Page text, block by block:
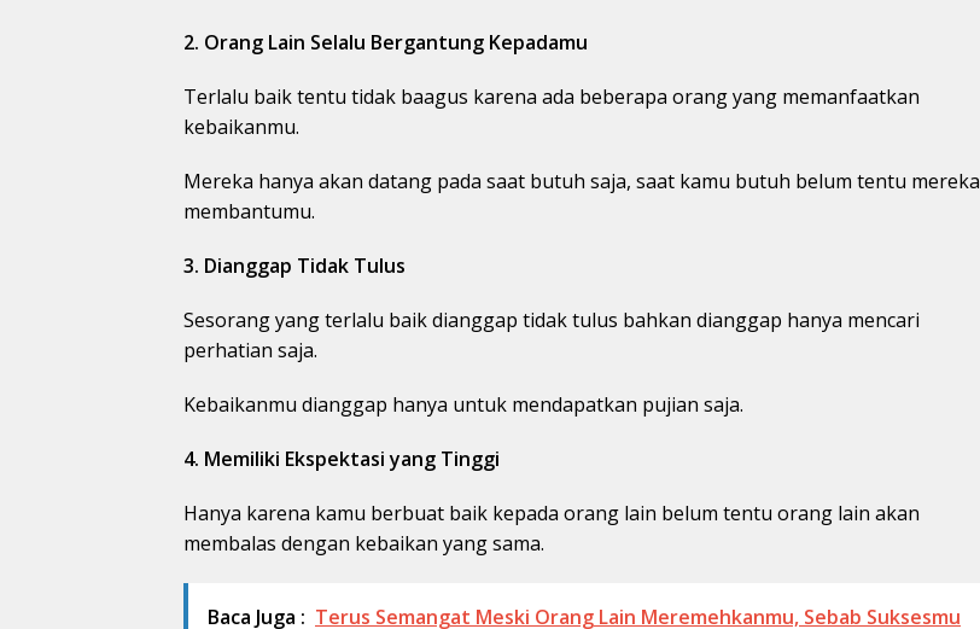
2. Orang Lain Selalu Bergantung Kepadamu
Terlalu baik tentu tidak baagus karena ada beberapa orang yang memanfaatkan
kebaikanmu.
Mereka hanya akan datang pada saat butuh saja, saat kamu butuh belum tentu mereka
membantumu.
3. Dianggap Tidak Tulus
Sesorang yang terlalu baik dianggap tidak tulus bahkan dianggap hanya mencari
perhatian saja.
Kebaikanmu dianggap hanya untuk mendapatkan pujian saja.
4. Memiliki Ekspektasi yang Tinggi
Hanya karena kamu berbuat baik kepada orang lain belum tentu orang lain akan
membalas dengan kebaikan yang sama.
Baca Juga : Terus Semangat Meski Orang Lain Meremehkanmu, Sebab Suksesmu